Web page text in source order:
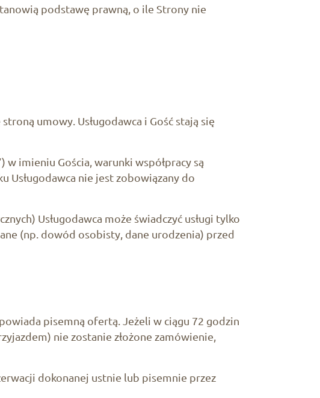
podstawę prawną, o ile Strony nie
umowy. Usługodawca i Gość stają się
w imieniu Gościa, warunki współpracy są
Usługodawca nie jest zobowiązany do
Usługodawca może świadczyć usługi tylko
(np. dowód osobisty, dane urodzenia) przed
pisemną ofertą. Jeżeli w ciągu 72 godzin
nie zostanie złożone zamówienie,
dokonanej ustnie lub pisemnie przez